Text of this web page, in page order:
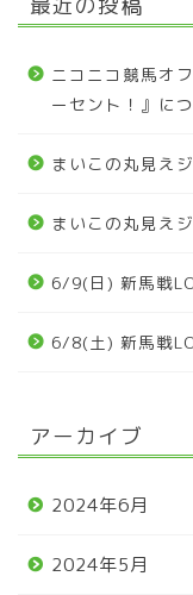
ニコニコ競馬オ
ーセント！』に
まいこの丸見
まいこの丸見
6/9(日) 新馬戦
6/8(土) 新馬戦
アーカイブ
2024年6月
2024年5月